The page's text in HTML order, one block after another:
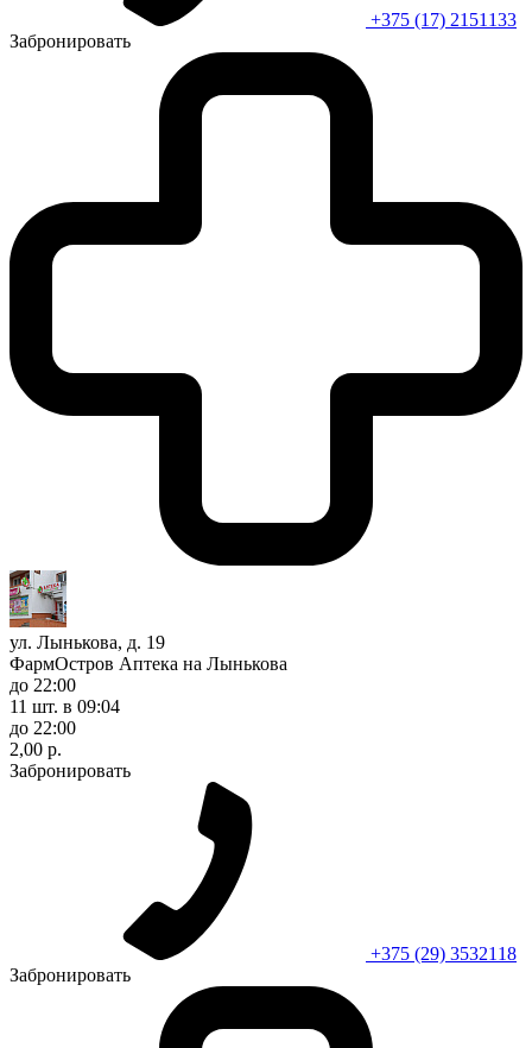
+375 (17) 2151133
Забронировать
ул. Лынькова, д. 19
ФармОстров Аптека на Лынькова
до 22:00
11 шт. в 09:04
до 22:00
2,00 р.
Забронировать
+375 (29) 3532118
Забронировать